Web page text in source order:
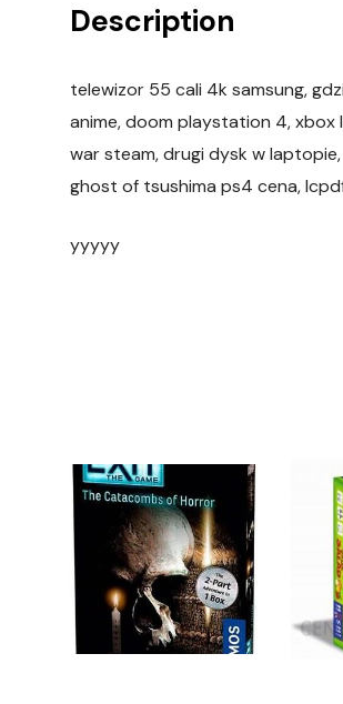
Description
telewizor 55 cali 4k samsung,
anime, doom playstation 4,
war steam, drugi dysk w
ghost of tsushima ps4 cena,
yyyyy